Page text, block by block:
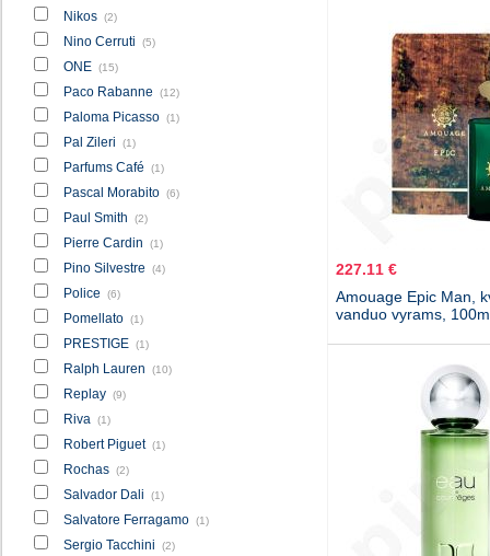
Nikos (2)
Nino Cerruti (5)
ONE (15)
Paco Rabanne (12)
Paloma Picasso (1)
Pal Zileri (1)
Parfums Café (1)
Pascal Morabito (6)
Paul Smith (2)
Pierre Cardin (1)
Pino Silvestre (4)
Police (6)
Pomellato (1)
PRESTIGE (1)
Ralph Lauren (10)
Replay (9)
Riva (1)
Robert Piguet (1)
Rochas (2)
Salvador Dali (1)
Salvatore Ferragamo (1)
Sergio Tacchini (2)
227.11 €
Amouage Epic Man,
vanduo vyrams,